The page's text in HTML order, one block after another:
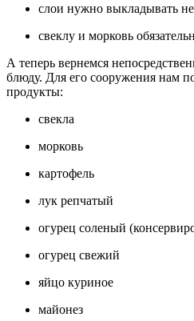
слои нужно выкладывать
свеклу и морковь
А теперь вернемся
блюду. Для его сооружения нам
продукты:
свекла
морковь
картофель
лук репчатый
огурец соленый
огурец свежий
яйцо куриное
майонез